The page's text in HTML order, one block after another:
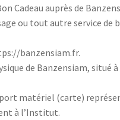
Cadeau auprès de
ou tout autre service
banzensiam.fr.
de Banzensiam, situé
matériel (carte)
à l’Institut.